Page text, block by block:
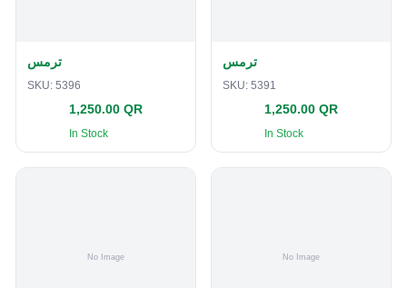
ترمس
SKU: 5396
1,250.00 QR
In Stock
ترمس
SKU: 5391
1,250.00 QR
In Stock